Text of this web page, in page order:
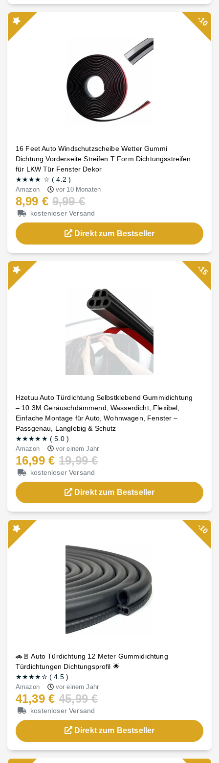
16 Feet Auto Windschutzscheibe Wetter Gummi
Dichtung Vorderseite Streifen T Form Dichtungsstreifen
für LKW Tür Fenster Dekor
★★★★ ☆ (4.2 )
Amazon vor 10 Monaten
8,99 € 9,99 €
kostenloser Versand
Direkt zum Bestseller
-10
Hzetuu Auto Türdichtung Selbstklebend Gummidichtung
– 10.3M Geräuschdämmend, Wasserdicht, Flexibel,
Einfache Montage für Auto, Wohnwagen, Fenster –
Passgenau, Langlebig & Schutz
★★★★★ (5.0)
Amazon vor einem Jahr
16,99 € 19,99 €
kostenloser Versand
Direkt zum Bestseller
-15
🚗🚪 Auto Türdichtung 12 Meter Gummidichtung
Türdichtungen Dichtungsprofil 🌟
★★★★✮ (4.5)
Amazon vor einem Jahr
41,39 € 45,99 €
kostenloser Versand
Direkt zum Bestseller
-10